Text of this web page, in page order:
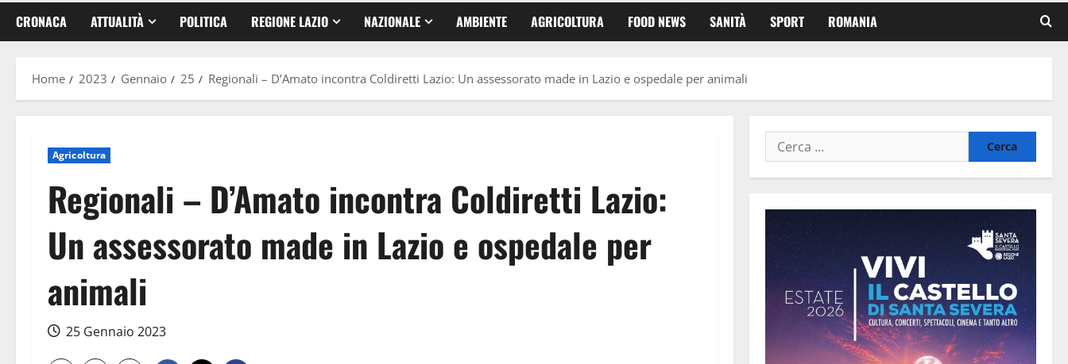
CRONACA ATTUALITÀ POLITICA REGIONE LAZIO NAZIONALE AMBIENTE AGRICOLTURA FOOD NEWS SANITÀ SPORT ROMANIA
Home 2023 Gennaio 25 Regionali – D’Amato incontra Coldiretti Lazio: Un assessorato made in Lazio e ospedale per animali
Agricoltura
Regionali – D’Amato incontra Coldiretti Lazio:
Un assessorato made in Lazio e ospedale per
animali
25 Gennaio 2023
Ricerca
per: